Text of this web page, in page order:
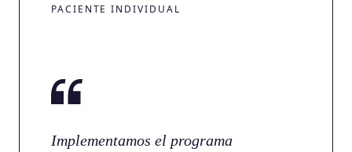
PACIENTE INDIVIDUAL
Implementamos el programa